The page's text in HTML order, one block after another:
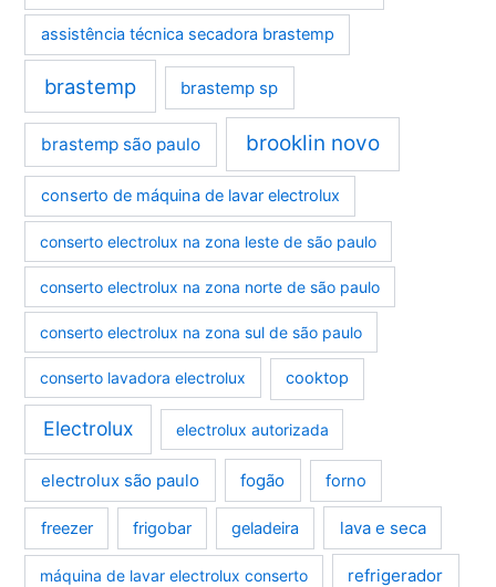
assistência técnica secadora brastemp
brastemp brastemp sp
brastemp são paulo brooklin novo
conserto de máquina de lavar electrolux
conserto electrolux na zona leste de são paulo
conserto electrolux na zona norte de são paulo
conserto electrolux na zona sul de são paulo
conserto lavadora electrolux cooktop
Electrolux electrolux autorizada
electrolux são paulo fogão forno
freezer frigobar geladeira lava e seca
máquina de lavar electrolux conserto refrigerador